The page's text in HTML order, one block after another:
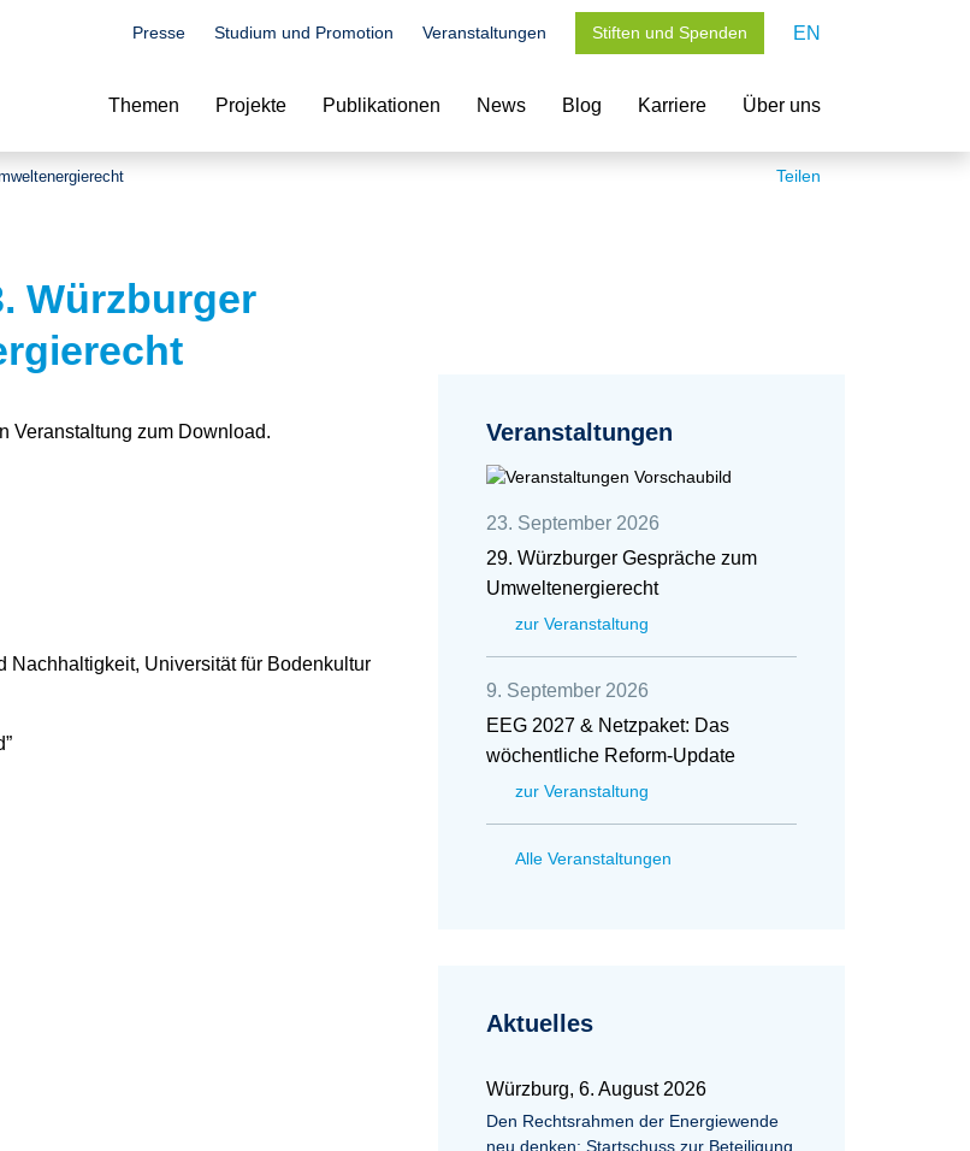
Presse Studium und Promotion Veranstaltungen Stiften und Spenden EN
Themen Projekte Publikationen News Blog Karriere Über uns
Teilen
Würzburger
Veranstaltung zum Download.
Nachhaltigkeit, Universität für Bodenkultur
Veranstaltungen
23. September 2026
29. Würzburger Gespräche zum
Umweltenergierecht
zur Veranstaltung
9. September 2026
EEG 2027 & Netzpaket: Das
wöchentliche Reform-Update
zur Veranstaltung
Alle Veranstaltungen
Aktuelles
Würzburg, 6. August 2026
Den Rechtsrahmen der Energiewende
neu denken: Startschuss zur Beteiligung